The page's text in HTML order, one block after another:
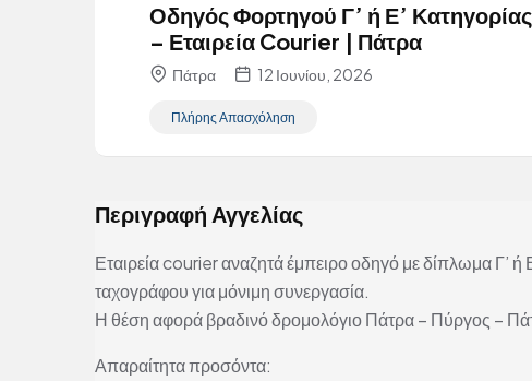
Οδηγός Φορτηγού Γ’ ή Ε’ Κατηγορίας
– Εταιρεία Courier | Πάτρα
Πάτρα 12 Ιουνίου, 2026
Πλήρης Απασχόληση
Περιγραφή Αγγελίας
Εταιρεία courier αναζητά έμπειρο οδηγό με δίπλωμα Γ’ ή
ταχογράφου για μόνιμη συνεργασία.
Η θέση αφορά βραδινό δρομολόγιο Πάτρα – Πύργος –
Απαραίτητα προσόντα: